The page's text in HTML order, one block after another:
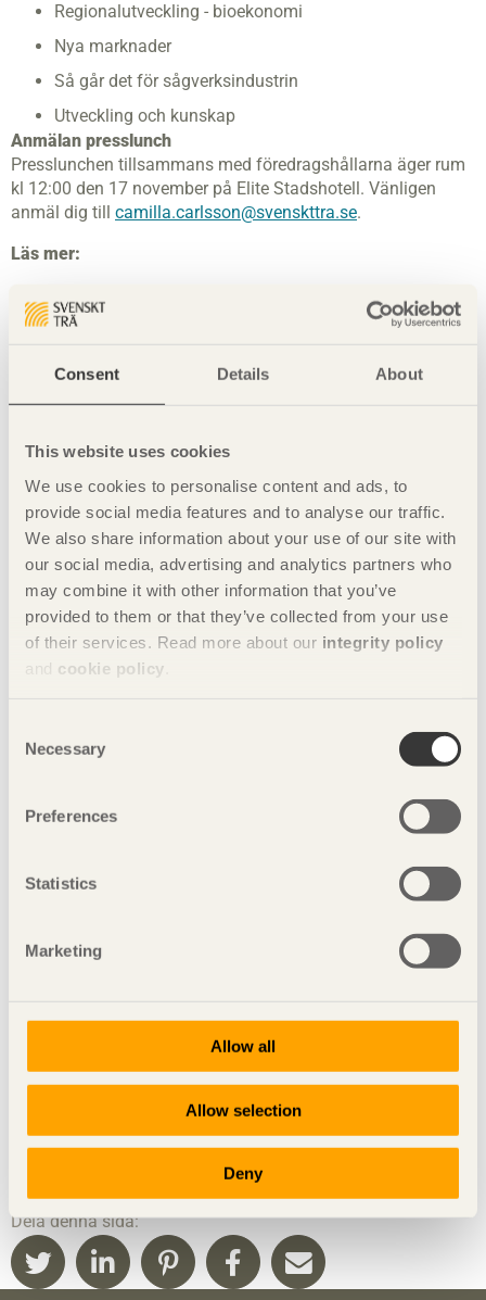
Consent Details About
This website uses cookies
We use cookies to personalise content and ads, to
provide social media features and to analyse our traffic.
We also share information about your use of our site with
our social media, advertising and analytics partners who
may combine it with other information that you’ve
provided to them or that they’ve collected from your use
of their services. Read more about our integrity policy
and cookie policy
Selection
Necessary
Preferences
Statistics
Marketing
Allow all
Allow selection
Deny
Regionalutveckling - bioekonomi
Nya marknader
Så går det för sågverksindustrin
Utveckling och kunskap
Anmälan presslunch
Presslunchen tillsammans med föredragshållarna äger rum
kl 12:00 den 17 november på Elite Stadshotell. Vänligen
anmäl dig till camilla.carlsson@svenskttra.se.
Läs mer:
Seminarieprogram 17 november
Om Trämarknaden i Karlstad
Bilder Trämarknaden i Karlstad 2015
mikael.eliasson@svenskttra.se
Presskontakt:
Camilla Carlsson, kommunikationsansvarig, Svenskt Trä
Tel 072-702 79 65
camilla.carlsson@svenskttra.se
Nyckelord
Bygg med trä Mikael Eliasson
Susanne Rudenstam
Svenskt skogsbruk
Camilla Carlsson
Dela denna sida: